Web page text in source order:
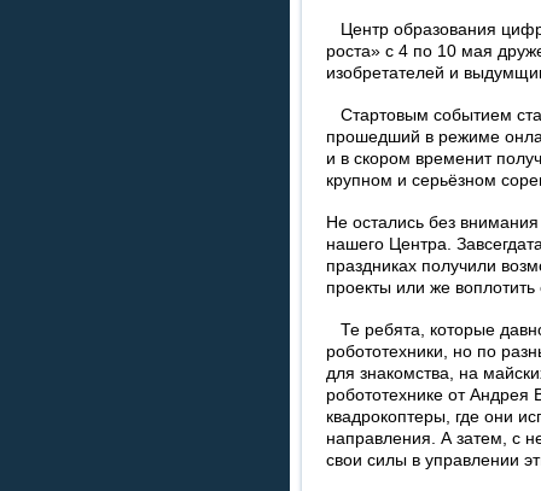
Центр образования
роста» с 4 по 10 мая
изобретателей и
Стартовым событием
прошедший в режиме
и в скором временит
крупном и серьёзном
Не остались без
нашего Центра.
праздниках получили
проекты или же
Те ребята, которые
робототехники, но по
для знакомства, на
робототехнике от Андрея
квадрокоптеры, где они
направления. А затем, с
свои силы в управлении